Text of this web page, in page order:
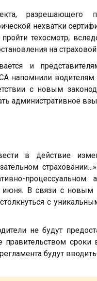
разрешающего
нехватки
техосмотр,
на страховой
и
напомнили
с новым
административное
в действие
В связи с новым
с
не будут
сроки
будут